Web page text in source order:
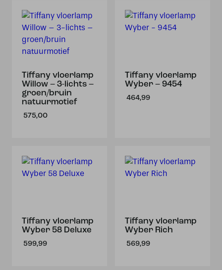
Tiffany vloerlamp
Willow – 3-lichts –
groen/bruin
natuurmotief
575,00
Tiffany vloerlamp
Wyber – 9454
464,99
Tiffany vloerlamp
Wyber 58 Deluxe
599,99
Tiffany vloerlamp
Wyber Rich
569,99